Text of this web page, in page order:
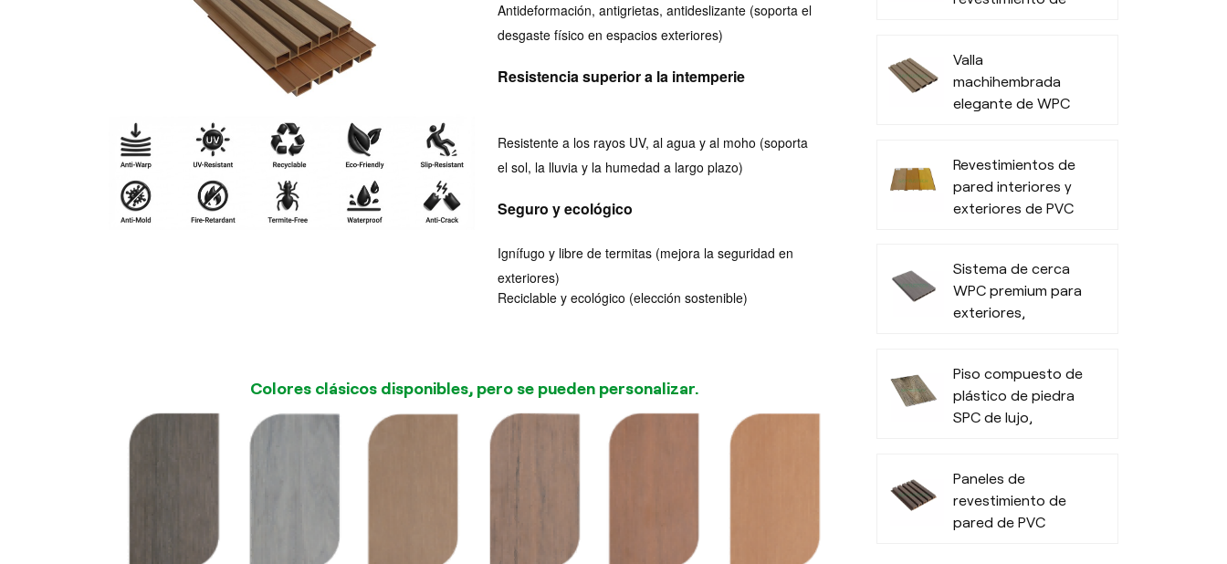
Antideformación, antigrietas, antideslizante (soporta el
desgaste físico en espacios exteriores)
Resistencia superior a la intemperie
Resistente a los rayos UV, al agua y al moho (soporta
el sol, la lluvia y la humedad a largo plazo)
Seguro y ecológico
Ignífugo y libre de termitas (mejora la seguridad en
exteriores)
Reciclable y ecológico (elección sostenible)
Colores clásicos disponibles, pero se pueden personalizar.
oficinas
Valla
machihembrada
elegante de WPC
Revestimientos de
pared interiores y
exteriores de PVC
Sistema de cerca
WPC premium para
exteriores,
tipo de clima
Piso compuesto de
plástico de piedra
SPC de lujo,
Paneles de
revestimiento de
pared de PVC